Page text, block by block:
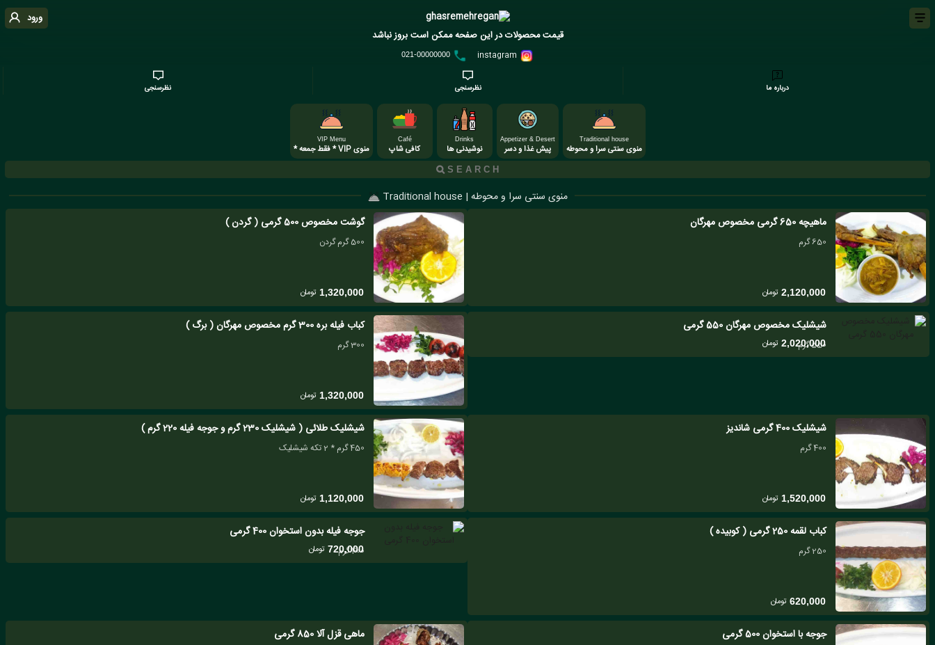
ورود
قیمت محصولات در این صفحه ممکن است بروز نباشد
021-00000000
درباره ما نظرسنجی نظرسنجی
Traditional house
منوی سنتی سرا و محوطه
Appetizer & Desert
پیش غذا و دسر
Drinks
نوشیدنی ها
Café
کافی شاپ
VIP Menu
منوی VIP * فقط جمعه *
منوی سنتی سرا و محوطه | Traditional house
ماهیچه 650 گرمی مخصوص مهرگان
650 گرم
2,120,000 تومان
گوشت مخصوص 500 گرمی ( گردن )
500 گرم گردن
1,320,000 تومان
شیشلیک مخصوص مهرگان 550 گرمی
550 گرم
2,020,000 تومان
کباب فیله بره 300 گرم مخصوص مهرگان ( برگ )
300 گرم
1,320,000 تومان
شیشلیک 400 گرمی شاندیز
400 گرم
1,520,000 تومان
شیشلیک طلائی ( شیشلیک 230 گرم و جوجه فیله 220 گرم )
450 گرم * 2 تکه شیشلیک
1,120,000 تومان
کباب لقمه 250 گرمی ( کوبیده )
250 گرم
620,000 تومان
جوجه فیله بدون استخوان 400 گرمی
400 گرم
720,000 تومان
جوجه با استخوان 500 گرمی ماهی قزل آلا 850 گرمی